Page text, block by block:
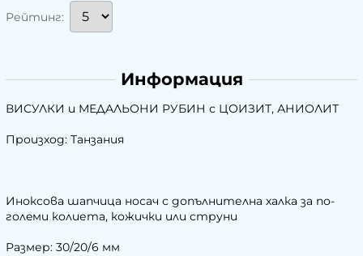
Рейтинг:
Информация
ВИСУЛКИ и МЕДАЛЬОНИ РУБИН с ЦОИЗИТ, АНИОЛИТ
Произход: Танзания
Иноксова шапчица носач с допълнителна халка за по-
голeми колиета, кожички или струни
Размер: 30/20/6 мм